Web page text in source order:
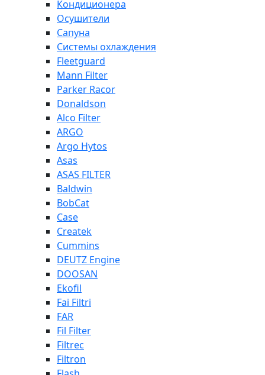
Кондиционера
Осушители
Сапуна
Системы охлаждения
Fleetguard
Mann Filter
Parker Racor
Donaldson
Alco Filter
ARGO
Argo Hytos
Asas
ASAS FILTER
Baldwin
BobCat
Case
Createk
Cummins
DEUTZ Engine
DOOSAN
Ekofil
Fai Filtri
FAR
Fil Filter
Filtrec
Filtron